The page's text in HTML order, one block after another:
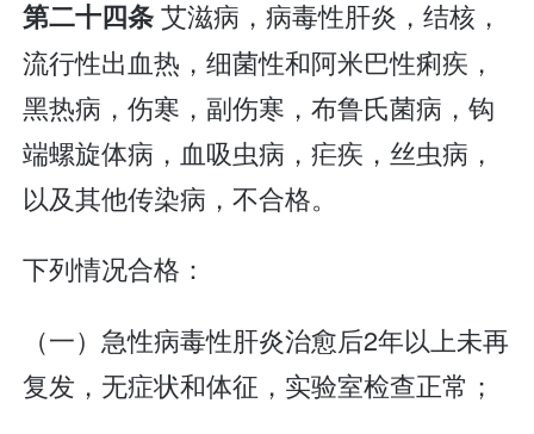
第二十四条艾滋病，病毒性肝炎，结核，
流行性出血热，细菌性和阿米巴性痢疾，
黑热病，伤寒，副伤寒，布鲁氏菌病，钩
端螺旋体病，血吸虫病，疟疾，丝虫病，
以及其他传染病，不合格。
下列情况合格：
（一）急性病毒性肝炎治愈后2年以上未再
复发，无症状和体征，实验室检查正常；